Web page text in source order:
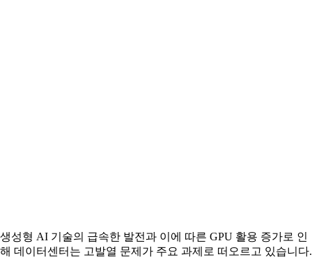
생성형 AI 기술의 급속한 발전과 이에 따른 GPU 활용 증가로 인
해 데이터센터는 고발열 문제가 주요 과제로 떠오르고 있습니다.